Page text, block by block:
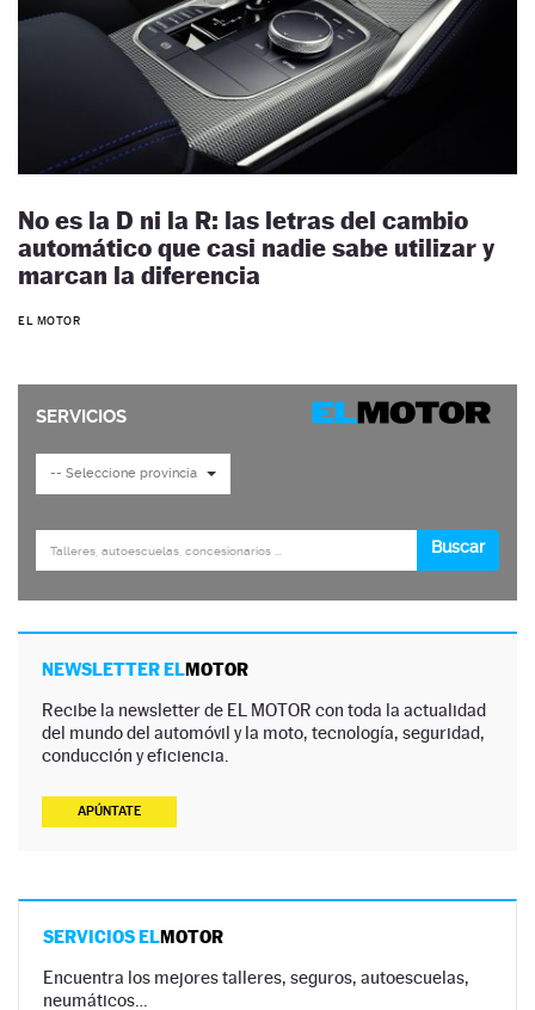
No es la D ni la R: las letras del cambio
automático que casi nadie sabe utilizar y
marcan la diferencia
EL MOTOR
NEWSLETTER ELMOTOR
Recibe la newsletter de EL MOTOR con toda la actualidad
del mundo del automóvil y la moto, tecnología, seguridad,
conducción y eficiencia.
APÚNTATE
SERVICIOS ELMOTOR
Encuentra los mejores talleres, seguros, autoescuelas,
neumáticos…